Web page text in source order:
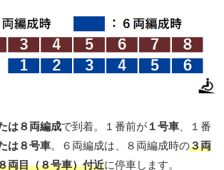
は８両編成で到着。１番前が １号車 、１番
は８号車。６両編成は、８両編成時の３両
両目（８号車）付近に停車します。